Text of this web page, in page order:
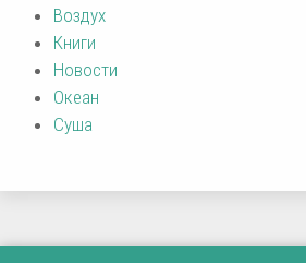
Воздух
Книги
Новости
Океан
Суша